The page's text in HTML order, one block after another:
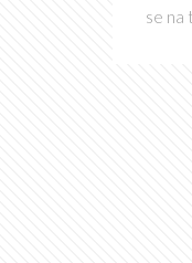
se na